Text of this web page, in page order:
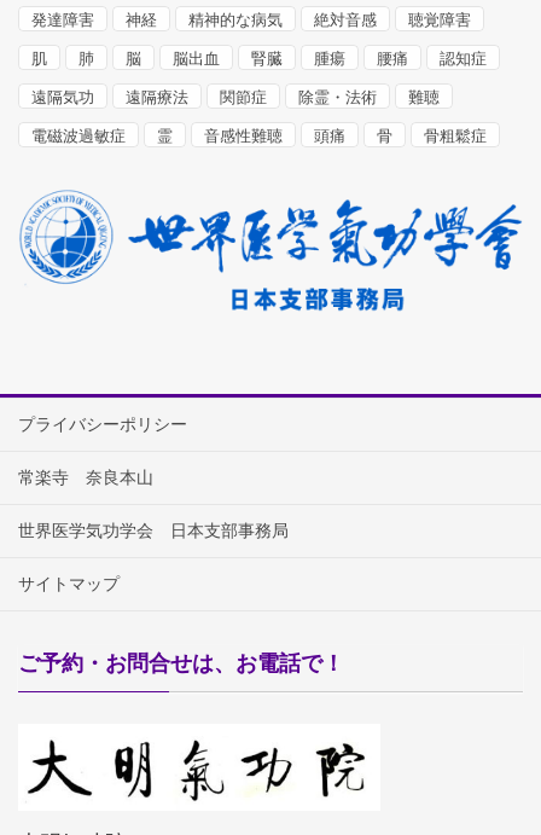
発達障害 神経 精神的な病気 絶対音感 聴覚障害
肌 肺 脳 脳出血 腎臓 腫瘍 腰痛 認知症
遠隔気功 遠隔療法 関節症 除霊・法術 難聴
電磁波過敏症 霊 音感性難聴 頭痛 骨 骨粗鬆症
プライバシーポリシー
常楽寺 奈良本山
世界医学気功学会 日本支部事務局
サイトマップ
ご予約・お問合せは、お電話で！